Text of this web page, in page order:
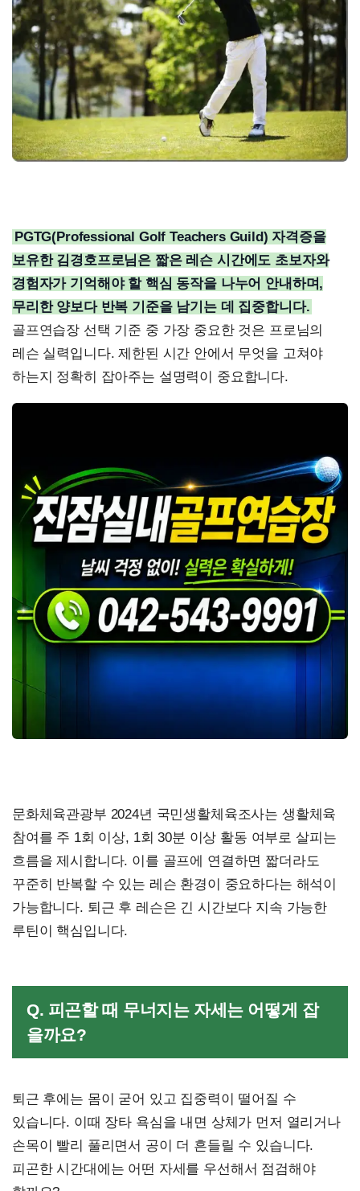
PGTG(Professional Golf Teachers Guild) 자격증을
보유한 김경호프로님은 짧은 레슨 시간에도 초보자와
경험자가 기억해야 할 핵심 동작을 나누어 안내하며,
무리한 양보다 반복 기준을 남기는 데 집중합니다.
골프연습장 선택 기준 중 가장 중요한 것은 프로님의
레슨 실력입니다. 제한된 시간 안에서 무엇을 고쳐야
하는지 정확히 잡아주는 설명력이 중요합니다.
문화체육관광부 2024년 국민생활체육조사는 생활체육
참여를 주 1회 이상, 1회 30분 이상 활동 여부로 살피는
흐름을 제시합니다. 이를 골프에 연결하면 짧더라도
꾸준히 반복할 수 있는 레슨 환경이 중요하다는 해석이
가능합니다. 퇴근 후 레슨은 긴 시간보다 지속 가능한
루틴이 핵심입니다.
Q. 피곤할 때 무너지는 자세는 어떻게 잡
을까요?
퇴근 후에는 몸이 굳어 있고 집중력이 떨어질 수
있습니다. 이때 장타 욕심을 내면 상체가 먼저 열리거나
손목이 빨리 풀리면서 공이 더 흔들릴 수 있습니다.
피곤한 시간대에는 어떤 자세를 우선해서 점검해야